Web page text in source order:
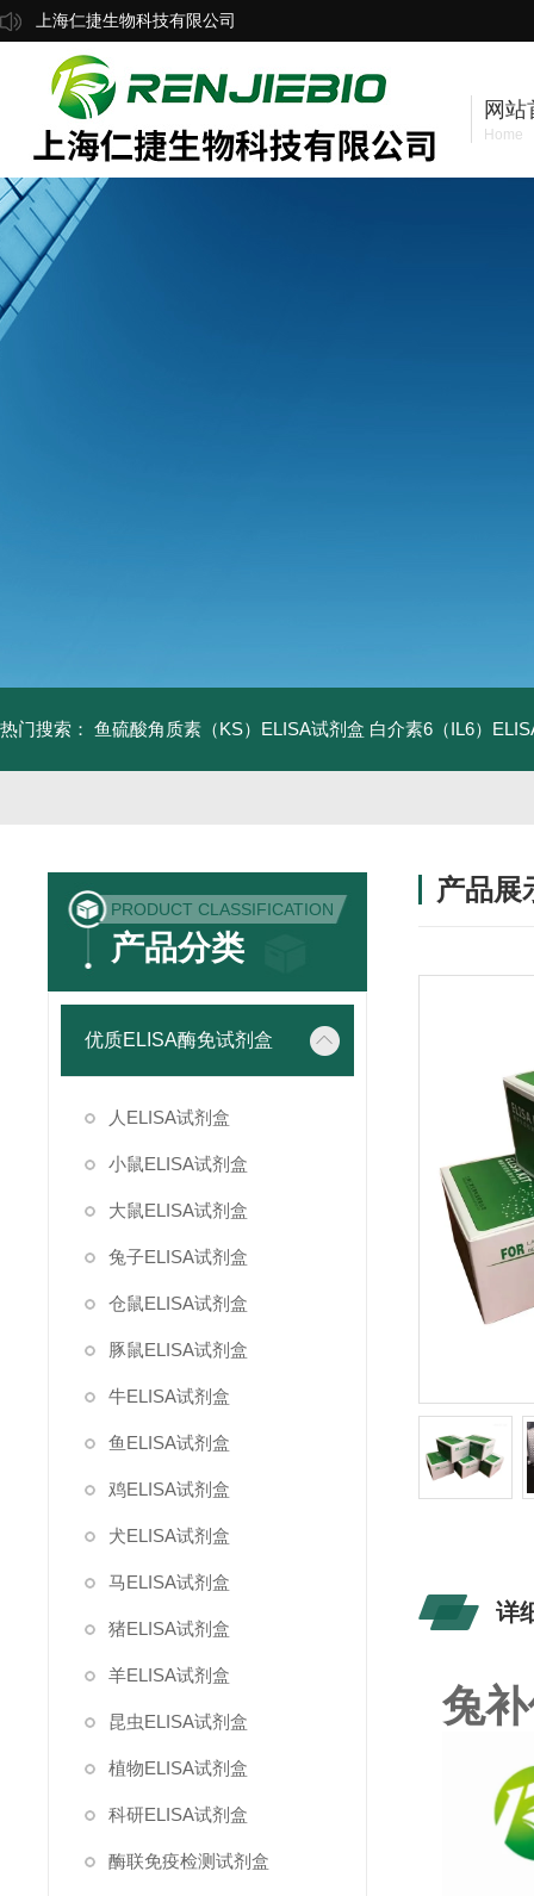
上海仁捷生物科技有限公司
网站
Home
热门搜索： 鱼硫酸角质素（KS）ELISA试剂盒 白介素6（IL6）
PRODUCT CLASSIFICATION
产品分类
优质ELISA酶免试剂盒
人ELISA试剂盒
小鼠ELISA试剂盒
大鼠ELISA试剂盒
兔子ELISA试剂盒
仓鼠ELISA试剂盒
豚鼠ELISA试剂盒
牛ELISA试剂盒
鱼ELISA试剂盒
鸡ELISA试剂盒
犬ELISA试剂盒
马ELISA试剂盒
猪ELISA试剂盒
羊ELISA试剂盒
昆虫ELISA试剂盒
植物ELISA试剂盒
科研ELISA试剂盒
酶联免疫检测试剂盒
产品展
详
兔